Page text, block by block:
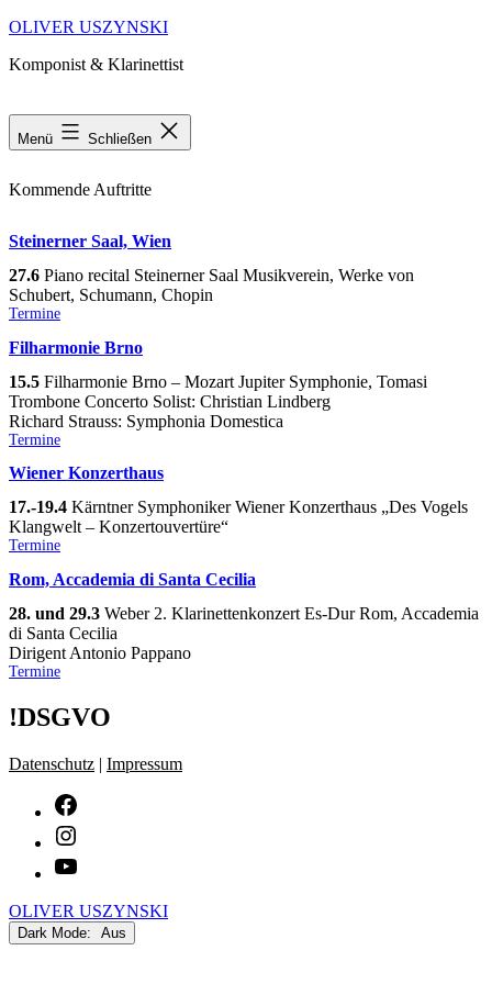
Zum
springen
OLIVER USZYNSKI
Komponist & Klarinettist
Menü Schließen
Termine
Kommende Auftritte
Steinerner Saal, Wien
27.6 Piano recital Steinerner Saal Musikverein, Werke von
Schubert, Schumann, Chopin
Kategorisiert
Termine
Filharmonie Brno
15.5 Filharmonie Brno – Mozart Jupiter Symphonie, Tomasi
Trombone Concerto Solist: Christian Lindberg
Richard Strauss: Symphonia Domestica
Kategorisiert
Termine
Wiener Konzerthaus
17.-19.4 Kärntner Symphoniker Wiener Konzerthaus „Des Vogels
Klangwelt – Konzertouvertüre“
Kategorisiert
Termine
Rom, Accademia di Santa Cecilia
28. und 29.3 Weber 2. Klarinettenkonzert Es-Dur Rom, Accademia
di Santa Cecilia
Dirigent Antonio Pappano
Kategorisiert
Termine
!DSGVO
Datenschutz | Impressum
OLIVER USZYNSKI
Dark Mode: